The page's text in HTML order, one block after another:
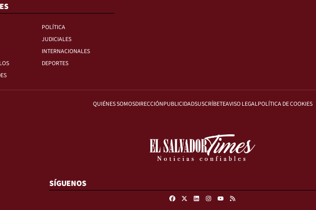
POLÍTICA
JUDICIALES
INTERNACIONALES
DEPORTES
QUIÉNES SOMOSDIRECCIÓNPUBLICIDADSUSCRÍBETEAVISO LEGALPOLÍTICA DE COOKIES
SÍGUENOS
FacebookLinkedinInstagram